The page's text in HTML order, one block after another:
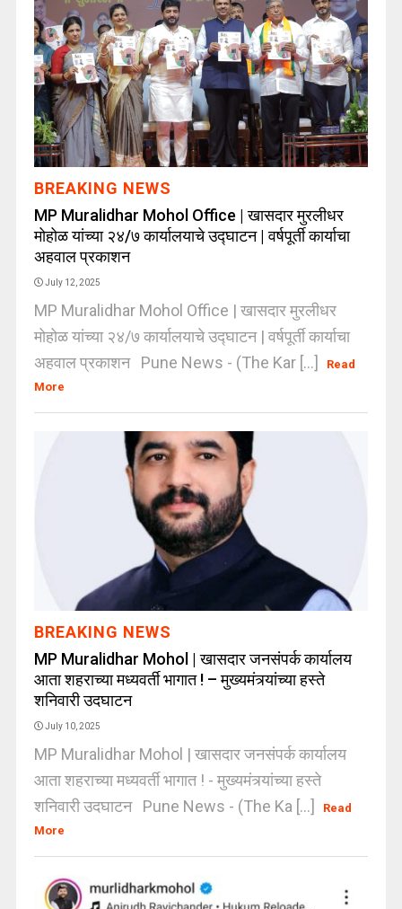
BREAKING NEWS
MP Muralidhar Mohol Office | खासदार मुरलीधर
मोहोळ यांच्या २४/७ कार्यालयाचे उद्घाटन | वर्षपूर्ती कार्याचा
अहवाल प्रकाशन
July 12, 2025
MP Muralidhar Mohol Office | खासदार मुरलीधर
मोहोळ यांच्या २४/७ कार्यालयाचे उद्घाटन | वर्षपूर्ती कार्याचा
अहवाल प्रकाशन Pune News - (The Kar [...]
Read
More
BREAKING NEWS
MP Muralidhar Mohol | खासदार जनसंपर्क कार्यालय
आता शहराच्या मध्यवर्ती भागात ! – मुख्यमंत्र्यांच्या हस्ते
शनिवारी उदघाटन
July 10, 2025
MP Muralidhar Mohol | खासदार जनसंपर्क कार्यालय
आता शहराच्या मध्यवर्ती भागात ! - मुख्यमंत्र्यांच्या हस्ते
शनिवारी उदघाटन Pune News - (The Ka [...]
Read
More